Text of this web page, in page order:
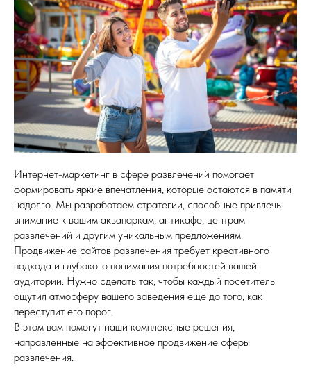
Интернет-маркетинг в сфере развлечений помогает
формировать яркие впечатления, которые остаются в памяти
надолго. Мы разработаем стратегии, способные привлечь
внимание к вашим аквапаркам, антикафе, центрам
развлечений и другим уникальным предложениям.
Продвижение сайтов развлечения требует креативного
подхода и глубокого понимания потребностей вашей
аудитории. Нужно сделать так, чтобы каждый посетитель
ощутил атмосферу вашего заведения еще до того, как
переступит его порог.
В этом вам помогут наши комплексные решения,
направленные на эффективное продвижение сферы
развлечения.